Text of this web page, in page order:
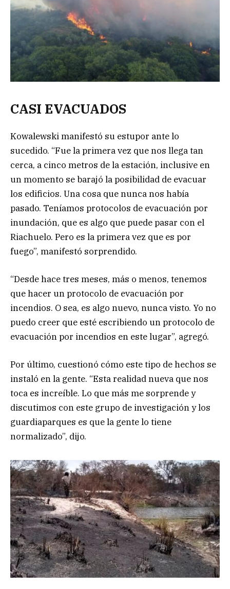
CASI EVACUADOS
Kowalewski manifestó su estupor ante lo
sucedido. “Fue la primera vez que nos llega tan
cerca, a cinco metros de la estación, inclusive en
un momento se barajó la posibilidad de evacuar
los edificios. Una cosa que nunca nos había
pasado. Teníamos protocolos de evacuación por
inundación, que es algo que puede pasar con el
Riachuelo. Pero es la primera vez que es por
fuego”, manifestó sorprendido.
“Desde hace tres meses, más o menos, tenemos
que hacer un protocolo de evacuación por
incendios. O sea, es algo nuevo, nunca visto. Yo no
puedo creer que esté escribiendo un protocolo de
evacuación por incendios en este lugar”, agregó.
Por último, cuestionó cómo este tipo de hechos se
instaló en la gente. “Esta realidad nueva que nos
toca es increíble. Lo que más me sorprende y
discutimos con este grupo de investigación y los
guardiaparques es que la gente lo tiene
normalizado”, dijo.